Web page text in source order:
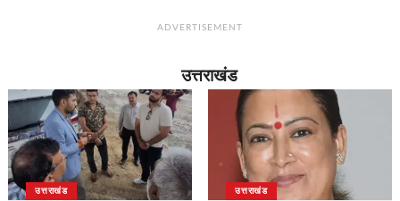
ADVERTISEMENT
उत्तराखंड
उत्तराखंड उत्तराखंड